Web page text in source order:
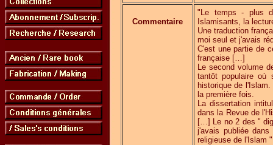
Commentaire
"Le temps - plus
Islamisants, la
Une traduction
moi seul et j'avais
C'est une partie de
française […]
Le second volume
tantôt populaire où
historique de
la première fois.
La dissertation
dans la Revue de
[…] Le no 2 des "
j'avais publiée
religieuse de l'Islam